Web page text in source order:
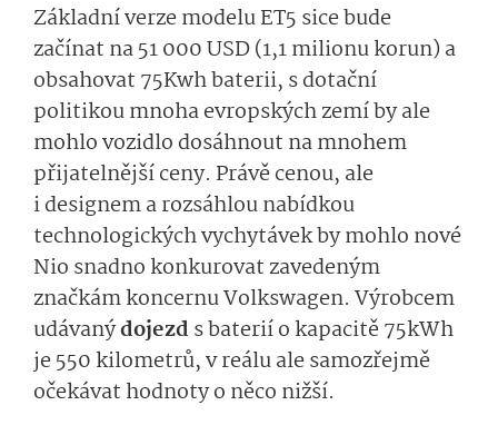
Základní verze modelu ET5 sice bude
začínat na 51 000 USD (1,1 milionu korun) a
obsahovat 75Kwh baterii, s dotační
politikou mnoha evropských zemí by ale
mohlo vozidlo dosáhnout na mnohem
přijatelnější ceny. Právě cenou, ale
i designem a rozsáhlou nabídkou
technologických vychytávek by mohlo nové
Nio snadno konkurovat zavedeným
značkám koncernu Volkswagen. Výrobcem
udávanýdojezd s baterií o kapacitě 75kWh
je 550 kilometrů, v reálu ale samozřejmě
očekávat hodnoty o něco nižší.